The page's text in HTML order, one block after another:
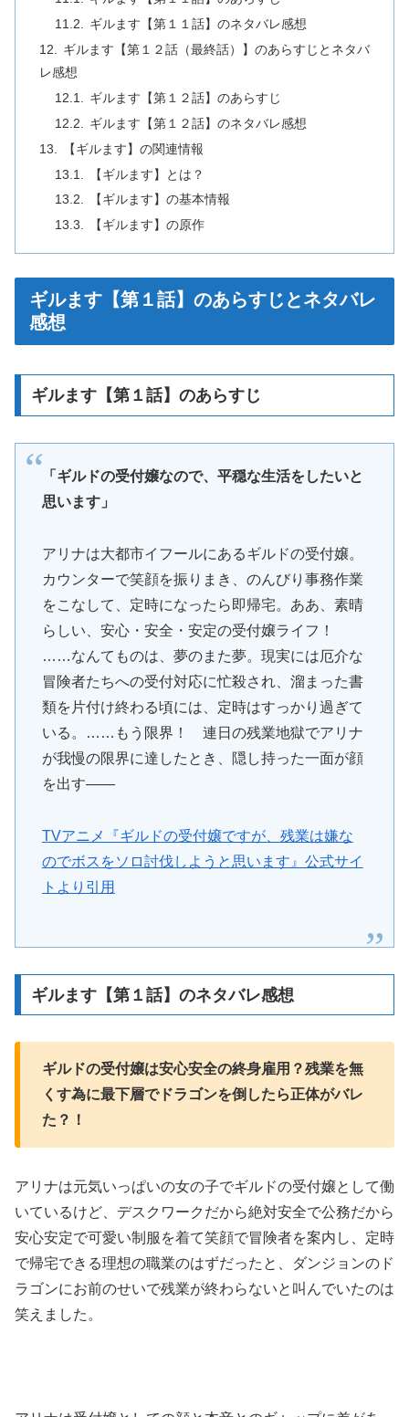
ギルます【第１１話】のネタバレ感想
ギルます【第１２話（最終話）】のあらすじとネタバ
レ感想
ギルます【第１２話】のあらすじ
ギルます【第１２話】のネタバレ感想
【ギルます】の関連情報
【ギルます】とは？
【ギルます】の基本情報
【ギルます】の原作
ギルます【第１話】のあらすじとネタバレ
感想
ギルます【第１話】のあらすじ
「ギルドの受付嬢なので、平穏な生活をしたいと
思います」
アリナは大都市イフールにあるギルドの受付嬢。
カウンターで笑顔を振りまき、のんびり事務作業
をこなして、定時になったら即帰宅。ああ、素晴
らしい、安心・安全・安定の受付嬢ライフ！
……なんてものは、夢のまた夢。現実には厄介な
冒険者たちへの受付対応に忙殺され、溜まった書
類を片付け終わる頃には、定時はすっかり過ぎて
いる。……もう限界！ 連日の残業地獄でアリナ
が我慢の限界に達したとき、隠し持った一面が顔
を出す――
TVアニメ『ギルドの受付嬢ですが、残業は嫌な
のでボスをソロ討伐しようと思います』公式サイ
トより引用
ギルます【第１話】のネタバレ感想
ギルドの受付嬢は安心安全の終身雇用？残業を無
くす為に最下層でドラゴンを倒したら正体がバレ
た？！
アリナは元気いっぱいの女の子でギルドの受付嬢として働
いているけど、デスクワークだから絶対安全で公務だから
安心安定で可愛い制服を着て笑顔で冒険者を案内し、定時
で帰宅できる理想の職業のはずだったと、ダンジョンのド
ラゴンにお前のせいで残業が終わらないと叫んでいたのは
笑えました。